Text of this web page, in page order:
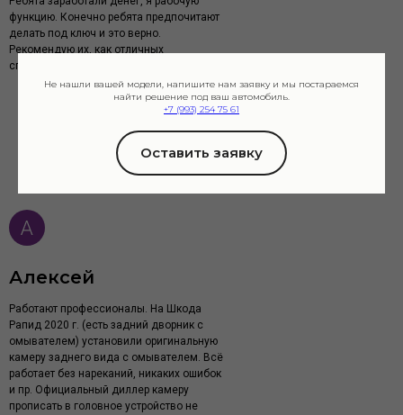
Не нашли вашей модели, напишите нам заявку и мы постараемся
найти решение под ваш автомобиль.
+7 (993) 254 75 61
Оставить заявку
функцию. Конечно ребята предпочитают
делать под ключ и это верно.
Рекомендую их, как отличных
специалистов, клиентоориентированных.
Работают профессионалы. На Шкода
Рапид 2020 г. (есть задний дворник с
омывателем) установили оригинальную
камеру заднего вида с омывателем. Всё
работает без нареканий, никаких ошибок
и пр. Официальный диллер камеру
прописать в головное устройство не
Алексей